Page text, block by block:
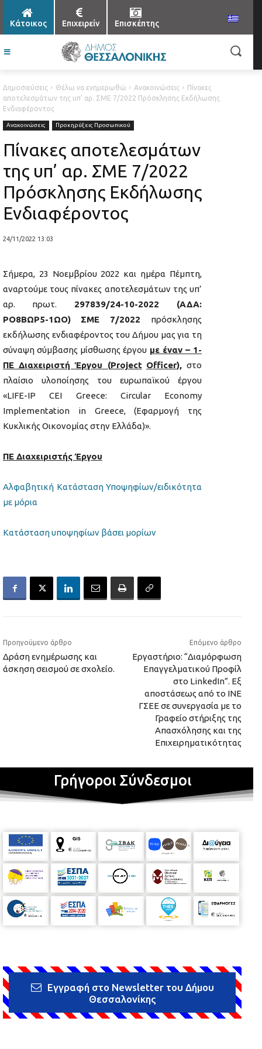
Κάτοικος Επιχειρείν Επισκέπτης
Δημοσιεύσεις Θέλω να ενημερωθώ Ανακοινώσεις
Πίνακες
αποτελεσμάτων της υπ’ αρ. ΣΜΕ 7/2022 Πρόσκλησης Εκδήλωσης
Ενδιαφέροντος
Ανακοινώσεις Προκηρύξεις Προσωπικού
Πίνακες αποτελεσμάτων
της υπ’ αρ. ΣΜΕ 7/2022
Πρόσκλησης Εκδήλωσης
Ενδιαφέροντος
24/11/2022 13:03
Σήμερα, 23 Νοεμβρίου 2022 και ημέρα Πέμπτη,
αναρτούμε τους πίνακες αποτελεσμάτων της υπ’
αρ. πρωτ. 297839/24-10-2022 (ΑΔΑ:
ΡΟ8ΒΩΡ5-1ΩΟ)
ΣΜΕ 7/2022 πρόσκλησης
εκδήλωσης ενδιαφέροντος του Δήμου μας για τη
σύναψη σύμβασης μίσθωσης έργου με έναν – 1-
ΠΕ Διαχειριστή Έργου (Project Officer), στο
πλαίσιο υλοποίησης του ευρωπαϊκού έργου
«LIFE-IP CEI Greece: Circular Economy
Implementation in Greece, (Εφαρμογή της
Κυκλικής Οικονομίας στην Ελλάδα)».
ΠΕ Διαχειριστής Έργου
Αλφαβητική Κατάσταση Υποψηφίων/ειδικότητα
με μόρια
Κατάσταση υποψηφίων βάσει μορίων
Προηγούμενο άρθρο
Δράση ενημέρωσης και
άσκηση σεισμού σε σχολείο.
Επόμενο άρθρο
Εργαστήριο: “Διαμόρφωση
Επαγγελματικού Προφίλ
στο LinkedIn”. Εξ
αποστάσεως από το ΙΝΕ
ΓΣΕΕ σε συνεργασία με το
Γραφείο στήριξης της
Απασχόλησης και της
Επιχειρηματικότητας
Γρήγοροι Σύνδεσμοι
Εγγραφή στο Newsletter του Δήμου
Θεσσαλονίκης